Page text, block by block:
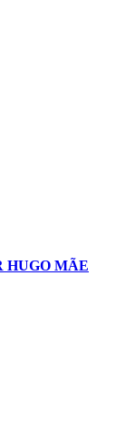
HUGO MÃE